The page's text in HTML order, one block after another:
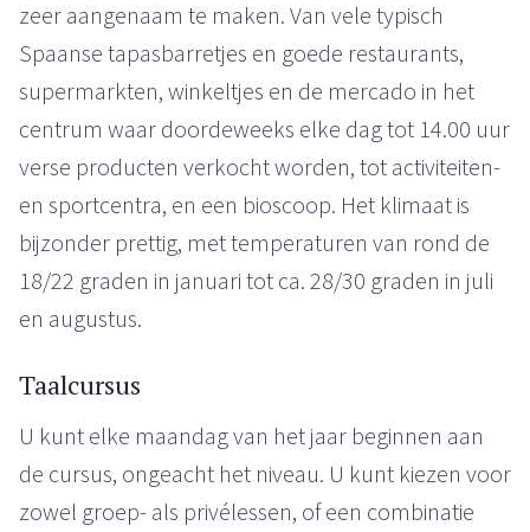
zeer aangenaam te maken. Van vele typisch
Spaanse tapasbarretjes en goede restaurants,
supermarkten, winkeltjes en de mercado in het
centrum waar doordeweeks elke dag tot 14.00 uur
verse producten verkocht worden, tot activiteiten-
en sportcentra, en een bioscoop. Het klimaat is
bijzonder prettig, met temperaturen van rond de
18/22 graden in januari tot ca. 28/30 graden in juli
en augustus.
Taalcursus
U kunt elke maandag van het jaar beginnen aan
de cursus, ongeacht het niveau. U kunt kiezen voor
zowel groep- als privélessen, of een combinatie